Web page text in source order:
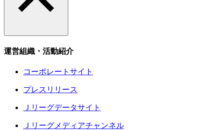
運営組織・活動紹介
コーポレートサイト
プレスリリース
Ｊリーグデータサイト
Ｊリーグメディアチャンネル